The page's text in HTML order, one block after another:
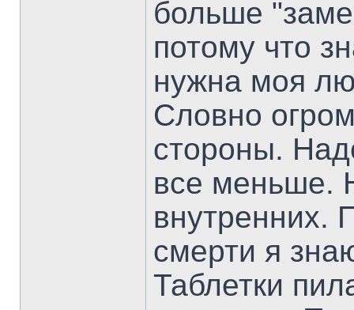
больше
потому что
нужна моя
Словно
стороны.
все меньше.
внутренних.
смерти я
Таблетки